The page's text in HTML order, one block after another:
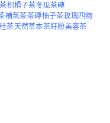
枳椇子茶冬瓜茶磚
補氣茶茶磚柚子茶玫瑰四物
茶天然草本茶籽粉美容茶